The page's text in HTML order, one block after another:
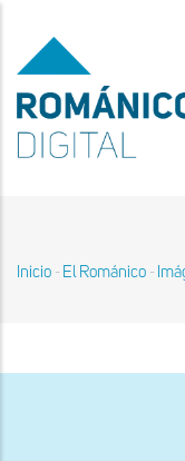
contenido
principal
Inicio - El Románico -